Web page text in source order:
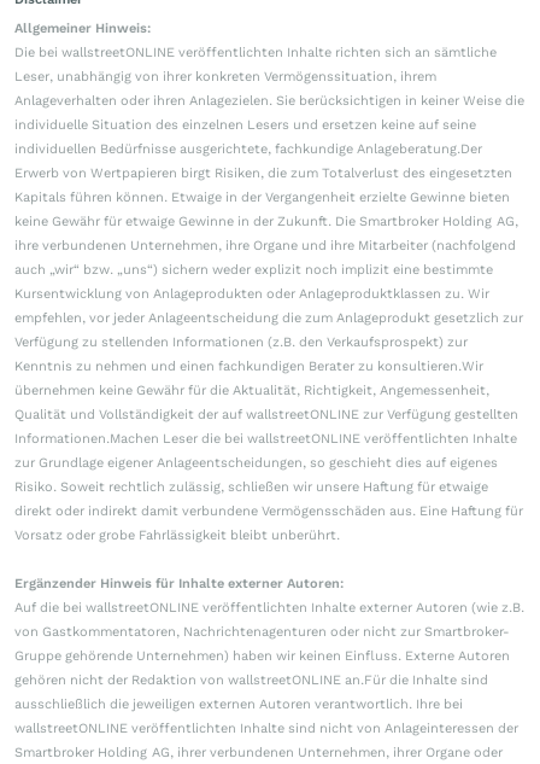
Allgemeiner Hinweis:
Die bei wallstreetONLINE veröffentlichten Inhalte richten sich an sämtliche
Leser, unabhängig von ihrer konkreten Vermögenssituation, ihrem
Anlageverhalten oder ihren Anlagezielen. Sie berücksichtigen in keiner Weise die
individuelle Situation des einzelnen Lesers und ersetzen keine auf seine
individuellen Bedürfnisse ausgerichtete, fachkundige Anlageberatung.Der
Erwerb von Wertpapieren birgt Risiken, die zum Totalverlust des eingesetzten
Kapitals führen können. Etwaige in der Vergangenheit erzielte Gewinne bieten
keine Gewähr für etwaige Gewinne in der Zukunft. Die Smartbroker Holding AG,
ihre verbundenen Unternehmen, ihre Organe und ihre Mitarbeiter (nachfolgend
auch „wir“ bzw. „uns“) sichern weder explizit noch implizit eine bestimmte
Kursentwicklung von Anlageprodukten oder Anlageproduktklassen zu. Wir
empfehlen, vor jeder Anlageentscheidung die zum Anlageprodukt gesetzlich zur
Verfügung zu stellenden Informationen (z.B. den Verkaufsprospekt) zur
Kenntnis zu nehmen und einen fachkundigen Berater zu konsultieren.Wir
übernehmen keine Gewähr für die Aktualität, Richtigkeit, Angemessenheit,
Qualität und Vollständigkeit der auf wallstreetONLINE zur Verfügung gestellten
Informationen.Machen Leser die bei wallstreetONLINE veröffentlichten Inhalte
zur Grundlage eigener Anlageentscheidungen, so geschieht dies auf eigenes
Risiko. Soweit rechtlich zulässig, schließen wir unsere Haftung für etwaige
direkt oder indirekt damit verbundene Vermögensschäden aus. Eine Haftung für
Vorsatz oder grobe Fahrlässigkeit bleibt unberührt.
Ergänzender Hinweis für Inhalte externer Autoren:
Auf die bei wallstreetONLINE veröffentlichten Inhalte externer Autoren (wie z.B.
von Gastkommentatoren, Nachrichtenagenturen oder nicht zur Smartbroker-
Gruppe gehörende Unternehmen) haben wir keinen Einfluss. Externe Autoren
gehören nicht der Redaktion von wallstreetONLINE an.Für die Inhalte sind
ausschließlich die jeweiligen externen Autoren verantwortlich. Ihre bei
wallstreetONLINE veröffentlichten Inhalte sind nicht von Anlageinteressen der
Smartbroker Holding AG, ihrer verbundenen Unternehmen, ihrer Organe oder